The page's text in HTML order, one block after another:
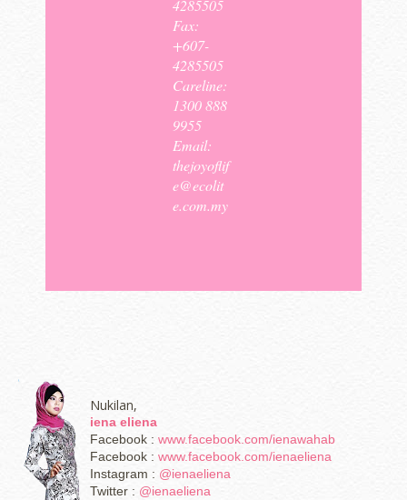
4285505
Fax:
+607-
4285505
Careline:
1300 888
9955
Email:
thejoyoflif
e@ecolit
e.com.my
Nukilan,
iena eliena
Facebook : www.facebook.com/ienawahab
Facebook : www.facebook.com/ienaeliena
Instagram : @ienaeliena
Twitter : @ienaeliena